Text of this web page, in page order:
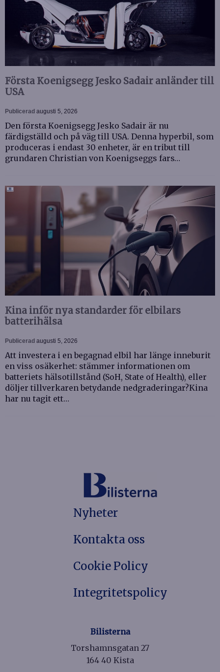
Första Koenigsegg Jesko Sadair anländer till
USA
Publicerad augusti 5, 2026
Den första Koenigsegg Jesko Sadair är nu
färdigställd och på väg till USA. Denna hyperbil, som
produceras i endast 30 enheter, är en tribut till
grundaren Christian von Koenigseggs fars…
Kina inför nya standarder för elbilars
batterihälsa
Publicerad augusti 5, 2026
Att investera i en begagnad elbil har länge inneburit
en viss osäkerhet: stämmer informationen om
batteriets hälsotillstånd (SoH, State of Health), eller
döljer tillverkaren betydande nedgraderingar?Kina
har nu tagit ett…
Nyheter
Kontakta oss
Cookie Policy
Integritetspolicy
Bilisterna
Torshamnsgatan 27
164 40 Kista